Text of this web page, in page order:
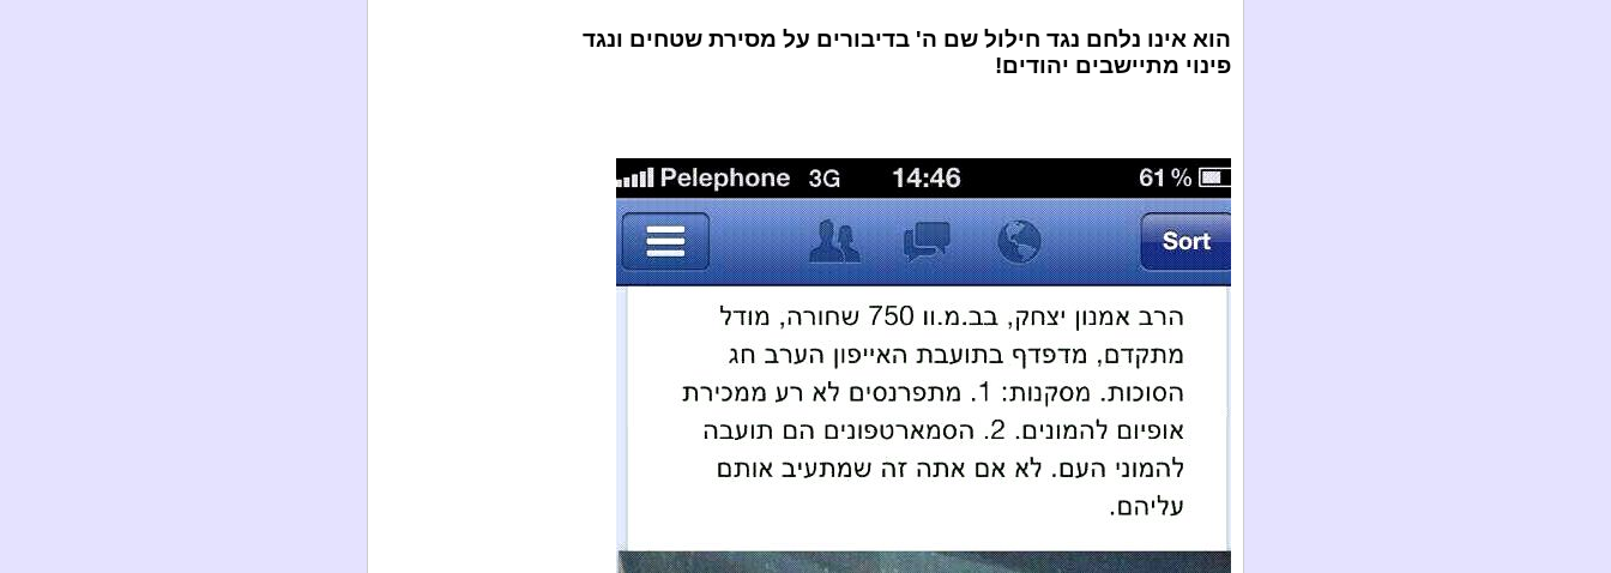
הוא אינו נלחם נגד חילול שם ה' בדיבורים על מסירת שטחים ונגד
פינוי מתיישבים יהודים!